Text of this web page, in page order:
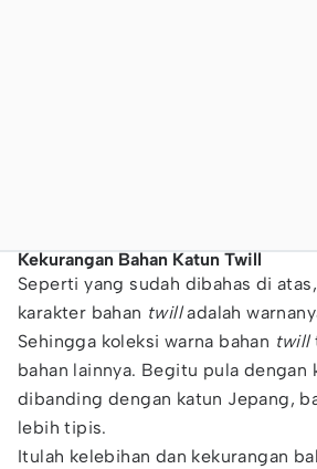
Kekurangan Bahan Katun Twill
Seperti yang sudah dibahas di
karakter bahan twilladalah
Sehingga koleksi warna bahan twill
bahan lainnya. Begitu pula dengan
dibanding dengan katun Jepang,
lebih tipis.
Itulah kelebihan dan kekurangan